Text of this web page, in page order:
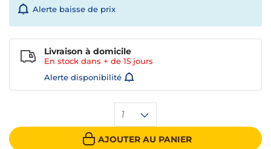
Alerte baisse de prix
1
AJOUTER AU PANIER
Livraison à domicile
En stock dans + de 15 jours
Alerte disponibilité